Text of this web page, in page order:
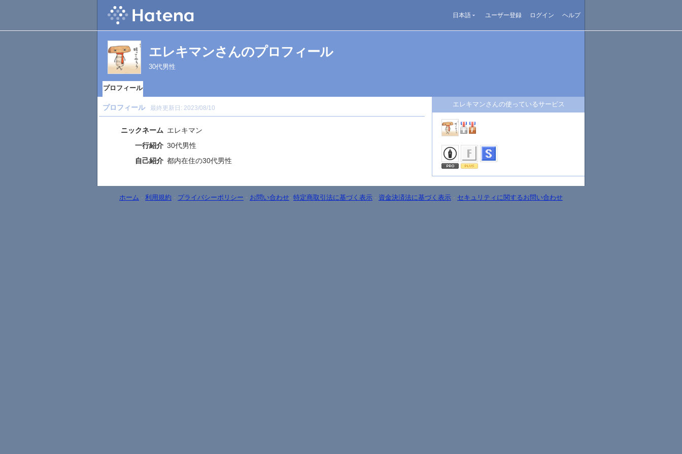
日本語 ユーザー登録 ログイン ヘルプ
エレキマンさんのプロフィール
30代男性
プロフィール
プロフィール 最終更新日: 2023/08/10
ニックネーム エレキマン
一行紹介 30代男性
自己紹介 都内在住の30代男性
エレキマンさんの使っているサービス
ホーム - 利用規約 - プライバシーポリシー - お問い合わせ- 特定商取引法に基づく表示 - 資金決済法に基づく表示 - セキュリティに関するお問い合わせ